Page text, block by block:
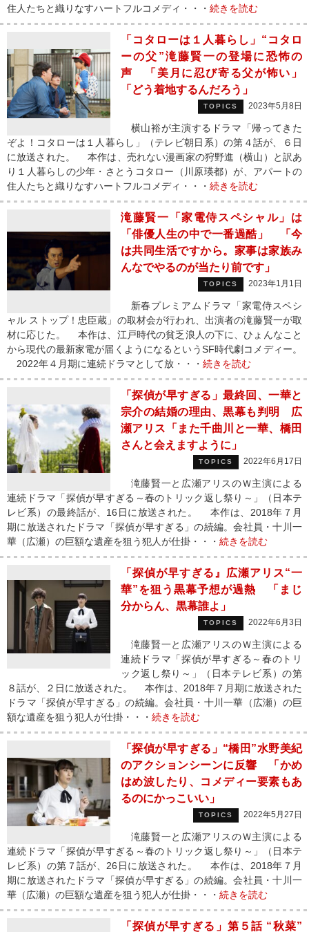
住人たちと織りなすハートフルコメディ・・・ 続きを読む
「コタローは１人暮らし」“コタロ
ーの父”滝藤賢一の登場に恐怖の
声 「美月に忍び寄る父が怖い」
「どう着地するんだろう」
TOPICS 2023年5月8日
横山裕が主演するドラマ「帰ってきた
ぞよ！コタローは１人暮らし」（テレビ朝日系）の第４話が、６日
に放送された。 本作は、売れない漫画家の狩野進（横山）と訳あ
り１人暮らしの少年・さとうコタロー（川原瑛都）が、アパートの
住人たちと織りなすハートフルコメディ・・・ 続きを読む
滝藤賢一「家電侍スペシャル」は
「俳優人生の中で一番過酷」 「今
は共同生活ですから。家事は家族み
んなでやるのが当たり前です」
TOPICS 2023年1月1日
新春プレミアムドラマ「家電侍スペシ
ャル ストップ！忠臣蔵」の取材会が行われ、出演者の滝藤賢一が取
材に応じた。 本作は、江戸時代の貧乏浪人の下に、ひょんなこと
から現代の最新家電が届くようになるというSF時代劇コメディー。
2022年４月期に連続ドラマとして放・・・ 続きを読む
「探偵が早すぎる」最終回、一華と
宗介の結婚の理由、黒幕も判明 広
瀬アリス「また千曲川と一華、橋田
さんと会えますように」
TOPICS 2022年6月17日
滝藤賢一と広瀬アリスのＷ主演による
連続ドラマ「探偵が早すぎる～春のトリック返し祭り～」（日本テ
レビ系）の最終話が、16日に放送された。 本作は、2018年７月
期に放送されたドラマ「探偵が早すぎる」の続編。会社員・十川一
華（広瀬）の巨額な遺産を狙う犯人が仕掛・・・ 続きを読む
「探偵が早すぎる』広瀬アリス“一
華”を狙う黒幕予想が過熱 「まじ
分からん、黒幕誰よ」
TOPICS 2022年6月3日
滝藤賢一と広瀬アリスのＷ主演による
連続ドラマ「探偵が早すぎる～春のトリ
ック返し祭り～」（日本テレビ系）の第
８話が、２日に放送された。 本作は、2018年７月期に放送された
ドラマ「探偵が早すぎる」の続編。会社員・十川一華（広瀬）の巨
額な遺産を狙う犯人が仕掛・・・ 続きを読む
「探偵が早すぎる」“橋田”水野美紀
のアクションシーンに反響 「かめ
はめ波したり、コメディー要素もあ
るのにかっこいい」
TOPICS 2022年5月27日
滝藤賢一と広瀬アリスのＷ主演による
連続ドラマ「探偵が早すぎる～春のトリック返し祭り～」（日本テ
レビ系）の第７話が、26日に放送された。 本作は、2018年７月
期に放送されたドラマ「探偵が早すぎる」の続編。会社員・十川一
華（広瀬）の巨額な遺産を狙う犯人が仕掛・・・ 続きを読む
「探偵が早すぎる」第５話 “秋菜”